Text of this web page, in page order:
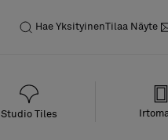
Hae YksityinenTilaa Näyte
Studio Tiles